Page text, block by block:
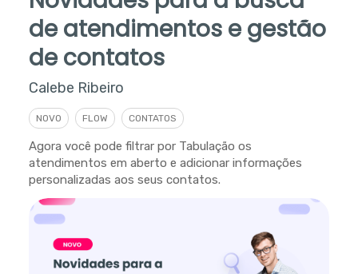
de atendimentos e gestão
de contatos
Calebe Ribeiro
NOVO FLOW CONTATOS
Agora você pode filtrar por Tabulação os
atendimentos em aberto e adicionar informações
personalizadas aos seus contatos.